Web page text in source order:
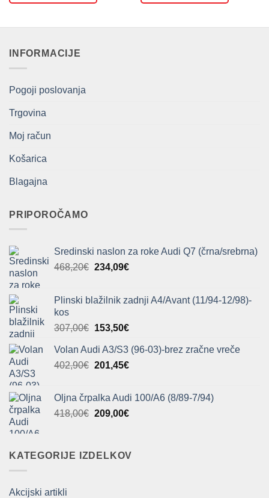
INFORMACIJE
Pogoji poslovanja
Trgovina
Moj račun
Košarica
Blagajna
PRIPOROČAMO
Sredinski naslon za roke Audi Q7 (črna/srebrna)
468,20€ Izvirna
bila:
234,09€Trenutna
234,09€.
Plinski blažilnik zadnji A4/Avant (11/94-12/98)-
kos
307,00€ Izvirna
je
bila:
153,50€Trenutna
je:
153,50€.
Volan Audi A3/S3 (96-03)-brez zračne vreče
402,90€ Izvirna
bila:
402,90€.
201,45€Trenutna
201,45€.
Oljna črpalka Audi 100/A6 (8/89-7/94)
418,00€ Izvirna
bila:
209,00€Trenutna
209,00€.
KATEGORIJE IZDELKOV
Akcijski artikli